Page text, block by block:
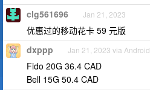
clg561696 Jan 21, 2023
优惠过的移动花卡 59 元版
dxppp Jan 21, 2023 via Android
Fido 20G 36.4 CAD
Bell 15G 50.4 CAD